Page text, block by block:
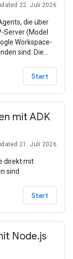
22. Juli 2026
die über
Server (Model
Workspace-
sind. Die
Kit (ADK)
Start
mit ADK
21. Juli 2026
direkt mit
sind
Start
Node.js